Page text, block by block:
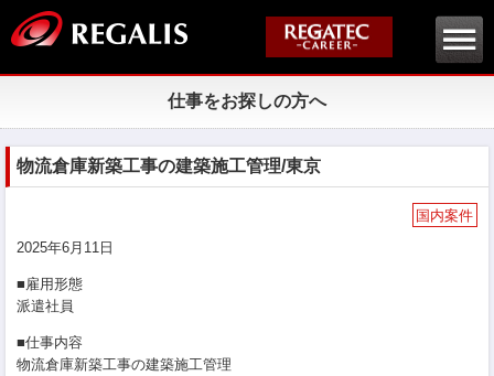
仕事をお探しの方へ
物流倉庫新築工事の建築施工管理/東京
国内案件
2025年6月11日
■雇用形態
派遣社員
■仕事内容
物流倉庫新築工事の建築施工管理